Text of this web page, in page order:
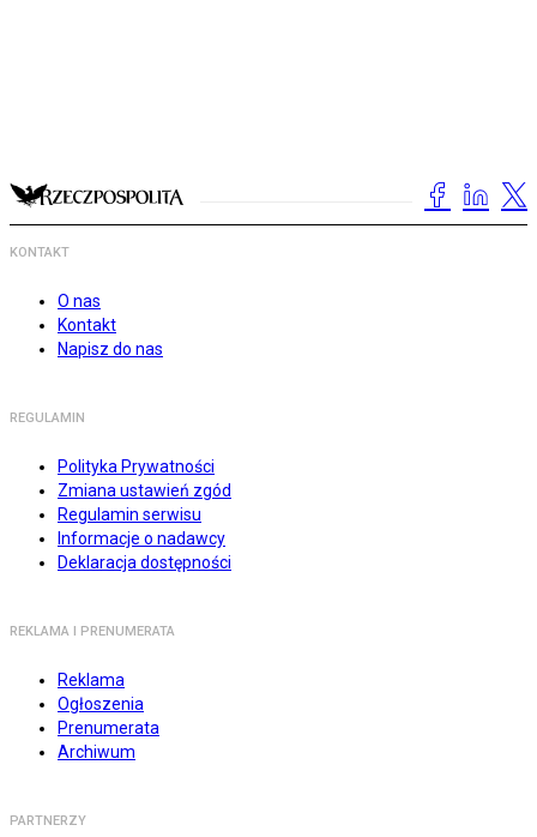
KONTAKT
O nas
Kontakt
Napisz do nas
REGULAMIN
Polityka Prywatności
Zmiana ustawień zgód
Regulamin serwisu
Informacje o nadawcy
Deklaracja dostępności
REKLAMA I PRENUMERATA
Reklama
Ogłoszenia
Prenumerata
Archiwum
PARTNERZY